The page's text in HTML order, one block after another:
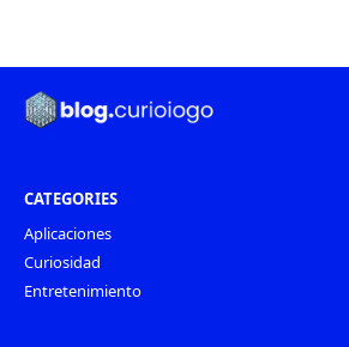
CATEGORIES
Aplicaciones
Curiosidad
Entretenimiento